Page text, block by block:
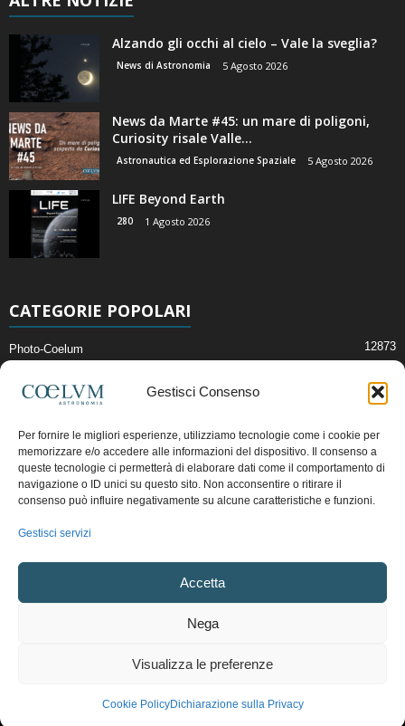
Gestisci Consenso
Per fornire le migliori esperienze, utilizziamo tecnologie come i cookie per
memorizzare e/o accedere alle informazioni del dispositivo. Il consenso a
queste tecnologie ci permetterà di elaborare dati come il comportamento di
navigazione o ID unici su questo sito. Non acconsentire o ritirare il
consenso può influire negativamente su alcune caratteristiche e funzioni.
Gestisci servizi
Accetta
Nega
Visualizza le preferenze
Cookie PolicyDichiarazione sulla Privacy
Alzando gli occhi al cielo – Vale la sveglia?
News di Astronomia 5 Agosto 2026
News da Marte #45: un mare di poligoni,
Curiosity risale Valle...
Astronautica ed Esplorazione Spaziale 5 Agosto 2026
LIFE Beyond Earth
280 1 Agosto 2026
CATEGORIE POPOLARI
Photo-Coelum 12873
News di Astronomia 2408
Cielo del Mese
Astronomia, Astrofisica e Cosmologia
Articoli e Risorse On-Line
Copyright © 1997 - 2024 vietata la riproduzione.
Termini e Condizioni di Vendita
Regolamento Community e Aree di Discussione
Cookie Policy (UE)